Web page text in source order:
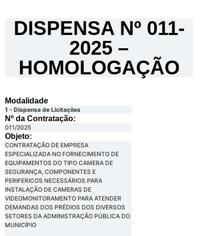
DISPENSA Nº 011-
2025 –
HOMOLOGAÇÃO
Modalidade
1 - Dispensa de Licitações
Nº da Contratação:
011/2025
Objeto:
CONTRATAÇÃO DE EMPRESA
ESPECIALIZADA NO FORNECIMENTO DE
EQUIPAMENTOS DO TIPO CAMERA DE
SEGURANÇA, COMPONENTES E
PERIFERICOS NECESSÁRIOS PARA
INSTALAÇÃO DE CAMERAS DE
VIDEOMONITORAMENTO PARA ATENDER
DEMANDAS DOS PRÉDIOS DOS DIVERSOS
SETORES DA ADMINISTRAÇÃO PÚBLICA DO
MUNICÍPIO